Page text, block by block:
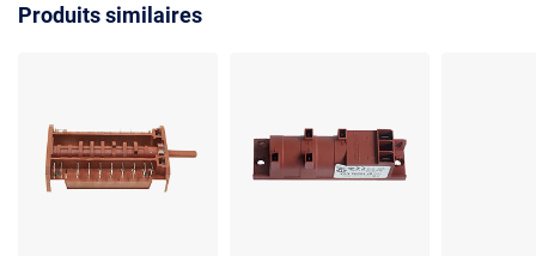
Produits similaires